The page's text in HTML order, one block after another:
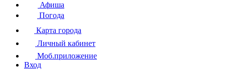
Афиша
Погода
Карта города
Личный кабинет
Моб.приложение
Вход